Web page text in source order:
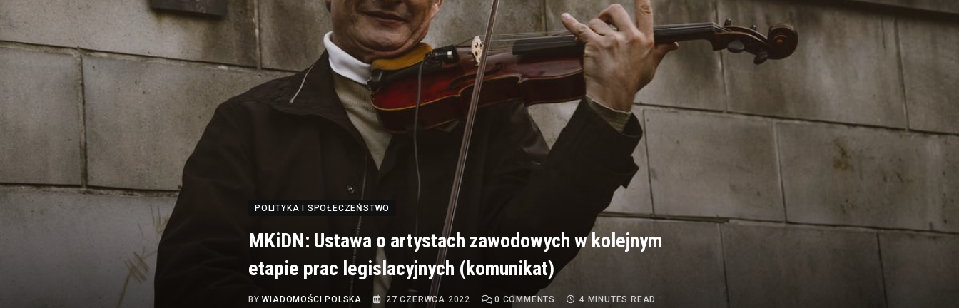
POLITYKA I SPOŁECZEŃSTWO
MKiDN: Ustawa o artystach zawodowych w kolejnym
etapie prac legislacyjnych (komunikat)
BYWIADOMOŚCI POLSKA 27 CZERWCA 2022 0 COMMENTS
4 MINUTES READ